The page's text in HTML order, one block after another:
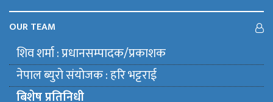
OUR TEAM
शिव शर्मा : प्रधानसम्पादक/प्रकाशक
नेपाल ब्युराे संयाेजक : हरि भट्टराई
बिशेष प्रतिनिधी